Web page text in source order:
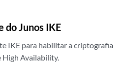
do Junos IKE
IKE para habilitar a criptografia
High Availability.